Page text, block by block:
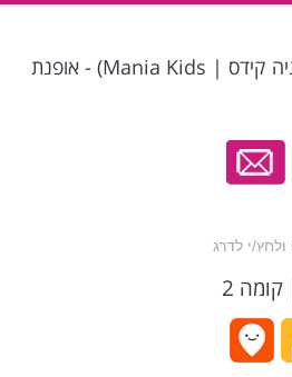
נויז | NOIZZ (נויזז | מאניה קידס | Mania Kids) - אופנת
קומה 2